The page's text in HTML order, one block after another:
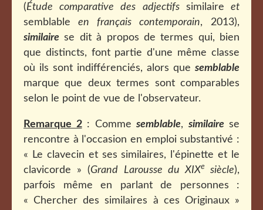
(Étude comparative des adjectifs similaire et
semblable en français contemporain, 2013),
similaire se dit à propos de termes qui, bien
que distincts, font partie d'une même classe
où ils sont indifférenciés, alors que semblable
marque que deux termes sont comparables
selon le point de vue de l'observateur.
Remarque 2: Comme semblable, similairese
rencontre à l'occasion en emploi substantivé :
« Le clavecin et ses similaires, l'épinette et le
clavicorde » (Grand Larousse du XIXe siècle),
parfois même en parlant de personnes :
« Chercher des similaires à ces Originaux »